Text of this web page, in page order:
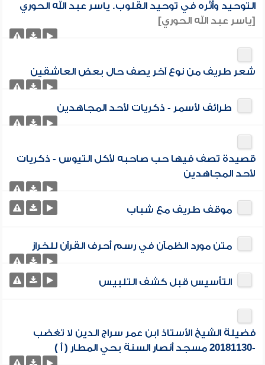
التوحيد وأثره في توحيد القلوب. ياسر عبد الله الحوري
[ياسر عبد الله الحوري]
شعر طريف من نوع آخر يصف حال بعض العاشقين
طرائف لأسمر - ذكريات لأحد المجاهدين
قصيدة تصف فيها حب صاحبه لأكل التيوس - ذكريات
لأحد المجاهدين
موقف طريف مع شباب
متن مورد الظمآن في رسم أحرف القرآن للخراز
التأسيس قبل كشف التلبيس
فضيلة الشيخ الأستاذ ابن عمر سراج الدين لا تغضب
-20181130 مسجد أنصار السنة بحي المطار ( أ )